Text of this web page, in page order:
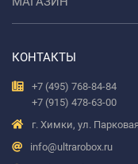
КОНТАКТЫ
+7 (495) 768-84-84
+7 (915) 478-63-00
г. Химки, ул.
info@ultrarobox.ru